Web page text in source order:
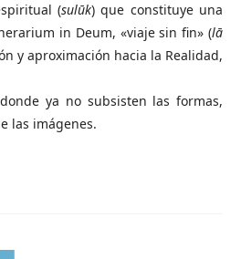
(sulūk) que constituye una
in Deum, «viaje sin fin» (lā
y aproximación hacia la Realidad,
ya no subsisten las formas,
las imágenes.